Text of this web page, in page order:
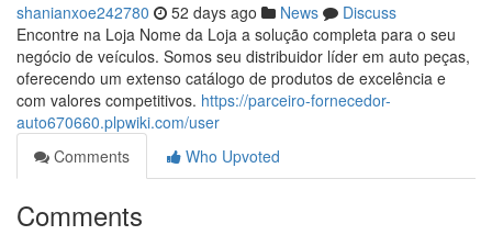
shanianxoe242780 52 days ago News
Discuss
Encontre na Loja Nome da Loja a solução completa para o seu
negócio de veículos. Somos seu distribuidor líder em auto peças,
oferecendo um extenso catálogo de produtos de excelência e
com valores competitivos. https://parceiro-fornecedor-
auto670660.plpwiki.com/user
Comments
Who Upvoted
Comments